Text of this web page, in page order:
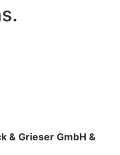
& Grieser GmbH &